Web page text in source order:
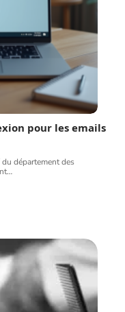
pour les emails
département des
…